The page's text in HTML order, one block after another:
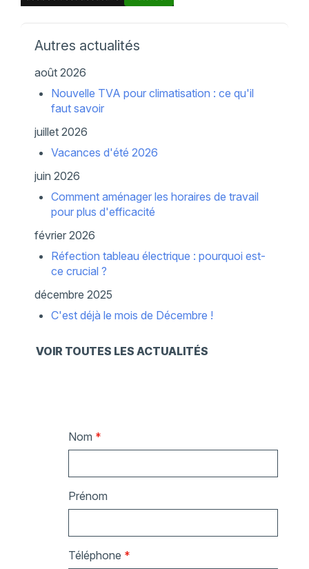
Autres actualités
août 2026
Nouvelle TVA pour climatisation : ce qu'il
faut savoir
juillet 2026
Vacances d'été 2026
juin 2026
Comment aménager les horaires de travail
pour plus d'efficacité
février 2026
Réfection tableau électrique : pourquoi est-
ce crucial ?
décembre 2025
C'est déjà le mois de Décembre !
VOIR TOUTES LES ACTUALITÉS
Nom *
Prénom
Téléphone *